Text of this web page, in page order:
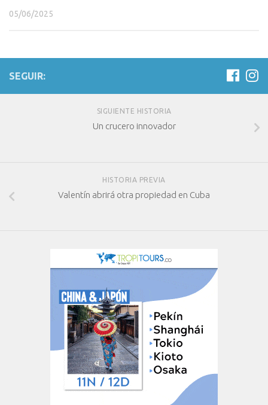
05/06/2025
SEGUIR:
SIGUIENTE HISTORIA
Un crucero innovador
HISTORIA PREVIA
Valentín abrirá otra propiedad en Cuba